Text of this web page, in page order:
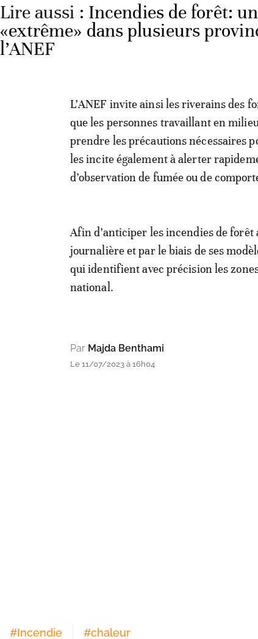
Lire aussi : Incendies de forêt:
«extrême» dans plusieurs
l’ANEF
L’ANEF invite ainsi les riverains des
que les personnes travaillant en
prendre les précautions nécessaires
les incite également à alerter
d’observation de fumée ou de
Afin d’anticiper les incendies de forêt
journalière et par le biais de ses
qui identifient avec précision les
national.
Par Majda Benthami
Le 11/07/2023 à 16h04
#Incendie #chaleur